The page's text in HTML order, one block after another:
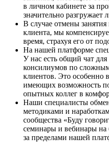
в личном кабинете за
значительно разгружает
В случае отмены
клиента, мы
время, страхуя его от
На нашей платформе
У нас есть общий чат
консилиумов по
клиентов. Это особенно
имеющих возможность
опытных коллег в
Наши специалисты
методиками и
сообщества «Буду
семинары и вебинары на
за пределами нашей